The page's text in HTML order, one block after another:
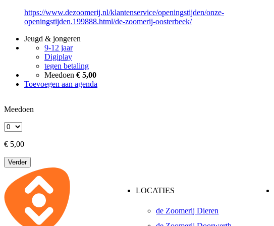
https://www.dezoomerij.nl/klantenservice/openingstijden/onze-
openingstijden.199888.html/de-zoomerij-oosterbeek/
Jeugd & jongeren
9-12 jaar
Digiplay
tegen betaling
Meedoen € 5,00
Toevoegen aan agenda
Meedoen
€ 5,00
Verder
LOCATIES
de Zoomerij Dieren